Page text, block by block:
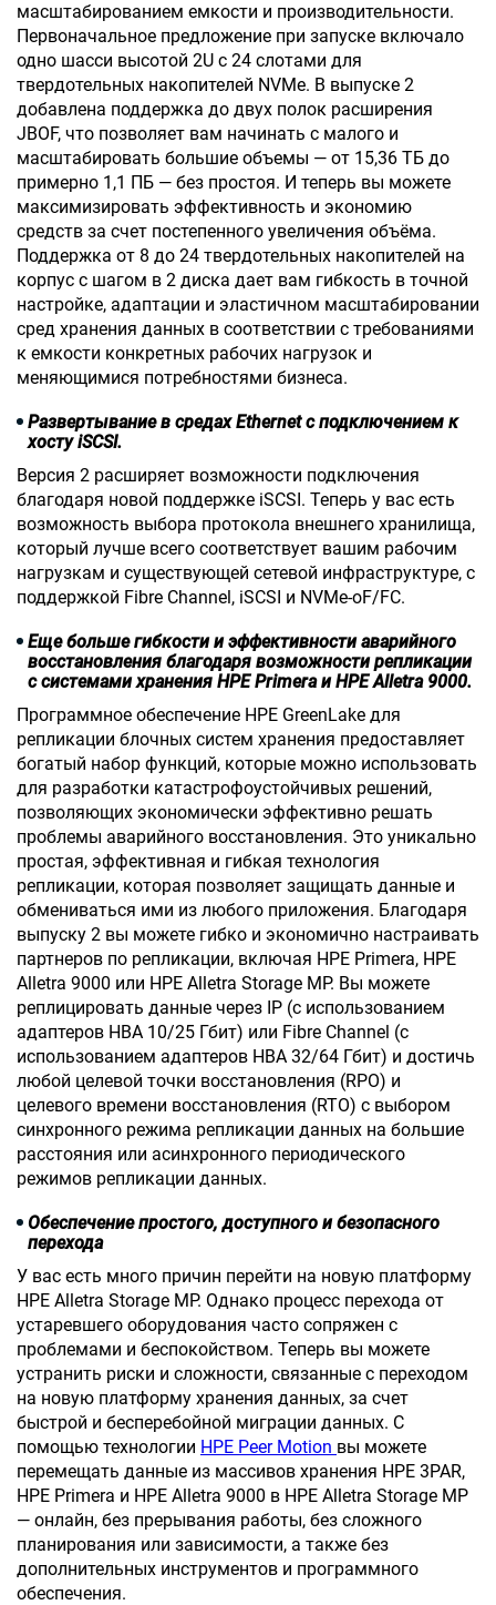
масштабированием емкости и производительности.
Первоначальное предложение при запуске включало
одно шасси высотой 2U с 24 слотами для
твердотельных накопителей NVMe. В выпуске 2
добавлена поддержка до двух полок расширения
JBOF, что позволяет вам начинать с малого и
масштабировать большие объемы — от 15,36 ТБ до
примерно 1,1 ПБ — без простоя. И теперь вы можете
максимизировать эффективность и экономию
средств за счет постепенного увеличения объёма.
Поддержка от 8 до 24 твердотельных накопителей на
корпус с шагом в 2 диска дает вам гибкость в точной
настройке, адаптации и эластичном масштабировании
сред хранения данных в соответствии с требованиями
к емкости конкретных рабочих нагрузок и
меняющимися потребностями бизнеса.
Развертывание в средах Ethernet с подключением к
хосту iSCSI.
Версия 2 расширяет возможности подключения
благодаря новой поддержке iSCSI. Теперь у вас есть
возможность выбора протокола внешнего хранилища,
который лучше всего соответствует вашим рабочим
нагрузкам и существующей сетевой инфраструктуре, с
поддержкой Fibre Channel, iSCSI и NVMe-oF/FC.
Еще больше гибкости и эффективности аварийного
восстановления благодаря возможности репликации
с системами хранения HPE Primera и HPE Alletra 9000.
Программное обеспечение HPE GreenLake для
репликации блочных систем хранения предоставляет
богатый набор функций, которые можно использовать
для разработки катастрофоустойчивых решений,
позволяющих экономически эффективно решать
проблемы аварийного восстановления. Это уникально
простая, эффективная и гибкая технология
репликации, которая позволяет защищать данные и
обмениваться ими из любого приложения. Благодаря
выпуску 2 вы можете гибко и экономично настраивать
партнеров по репликации, включая HPE Primera, HPE
Alletra 9000 или HPE Alletra Storage MP. Вы можете
реплицировать данные через IP (с использованием
адаптеров HBA 10/25 Гбит) или Fibre Channel (с
использованием адаптеров HBA 32/64 Гбит) и достичь
любой целевой точки восстановления (RPO) и
целевого времени восстановления (RTO) с выбором
синхронного режима репликации данных на большие
расстояния или асинхронного периодического
режимов репликации данных.
Обеспечение простого, доступного и безопасного
перехода
У вас есть много причин перейти на новую платформу
HPE Alletra Storage MP. Однако процесс перехода от
устаревшего оборудования часто сопряжен с
проблемами и беспокойством. Теперь вы можете
устранить риски и сложности, связанные с переходом
на новую платформу хранения данных, за счет
быстрой и бесперебойной миграции данных. С
помощью технологии HPE Peer Motion вы можете
перемещать данные из массивов хранения HPE 3PAR,
HPE Primera и HPE Alletra 9000 в HPE Alletra Storage MP
— онлайн, без прерывания работы, без сложного
планирования или зависимости, а также без
дополнительных инструментов и программного
обеспечения.